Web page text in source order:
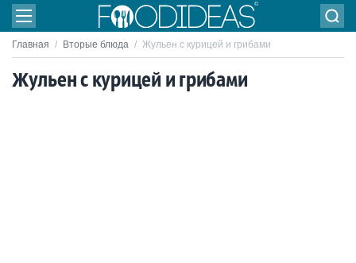
Главная / Вторые блюда / Жульен с курицей и грибами
Жульен с курицей и грибами